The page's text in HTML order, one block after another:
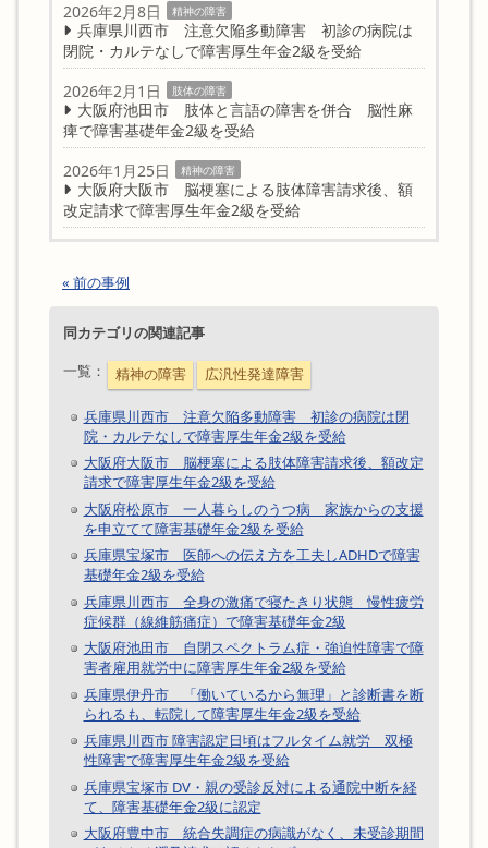
2026年2月8日 精神の障害
兵庫県川西市 注意欠陥多動障害 初診の病院は
閉院・カルテなしで障害厚生年金2級を受給
2026年2月1日
肢体の障害
大阪府池田市 肢体と言語の障害を併合 脳性麻
痺で障害基礎年金2級を受給
2026年1月25日
精神の障害
大阪府大阪市 脳梗塞による肢体障害請求後、額
改定請求で障害厚生年金2級を受給
« 前の事例
同カテゴリの関連記事
一覧：
精神の障害 広汎性発達障害
兵庫県川西市 注意欠陥多動障害 初診の病院は閉
院・カルテなしで障害厚生年金2級を受給
大阪府大阪市 脳梗塞による肢体障害請求後、額改定
請求で障害厚生年金2級を受給
大阪府松原市 一人暮らしのうつ病 家族からの支援
を申立てて障害基礎年金2級を受給
兵庫県宝塚市 医師への伝え方を工夫しADHDで障害
基礎年金2級を受給
兵庫県川西市 全身の激痛で寝たきり状態 慢性疲労
症候群（線維筋痛症）で障害基礎年金2級
大阪府池田市 自閉スペクトラム症・強迫性障害で障
害者雇用就労中に障害厚生年金2級を受給
兵庫県伊丹市 「働いているから無理」と診断書を断
られるも、転院して障害厚生年金2級を受給
兵庫県川西市 障害認定日頃はフルタイム就労 双極
性障害で障害厚生年金2級を受給
兵庫県宝塚市 DV・親の受診反対による通院中断を経
て、障害基礎年金2級に認定
大阪府豊中市 統合失調症の病識がなく、未受診期間